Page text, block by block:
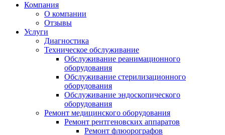
Компания
О компании
Отзывы
Услуги
Диагностика
Техническое обслуживание
Обслуживание реанимационного
оборудования
Обслуживание стерилизационного
оборудования
Обслуживание эндоскопического
оборудования
Ремонт медицинского оборудования
Ремонт рентгеновских аппаратов
Ремонт флюорографов